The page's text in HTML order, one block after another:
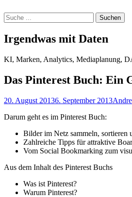
Suche
nach:
Irgendwas mit Daten
KI, Marken, Analytics, Mediaplanung,
Das Pinterest Buch: Ein
Posted
20. August 20136. September 2013Autor
Darum geht es im Pinterest Buch:
Bilder im Netz sammeln, sortieren
Zahlreiche Tipps für attraktive
Vom Social Bookmarking zum
Aus dem Inhalt des Pinterest Buchs
Was ist Pinterest?
Warum Pinterest?